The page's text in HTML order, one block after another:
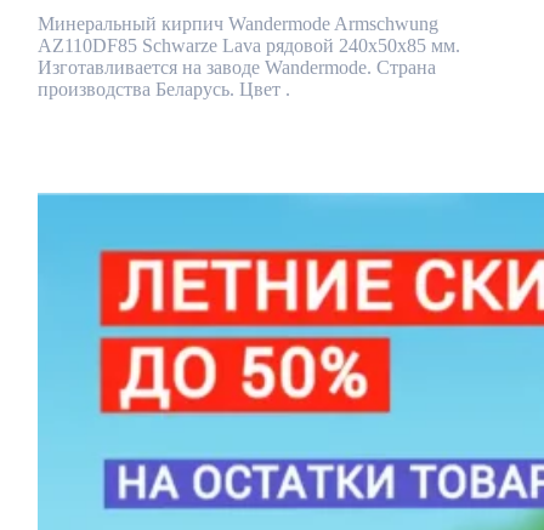
Schwarze
Lava
рядовой
240x50x85
Минеральный кирпич Wandermode Armschwung
AZ110DF85 Schwarze Lava рядовой 240x50x85 мм.
Изготавливается на заводе Wandermode. Страна
производства Беларусь. Цвет .